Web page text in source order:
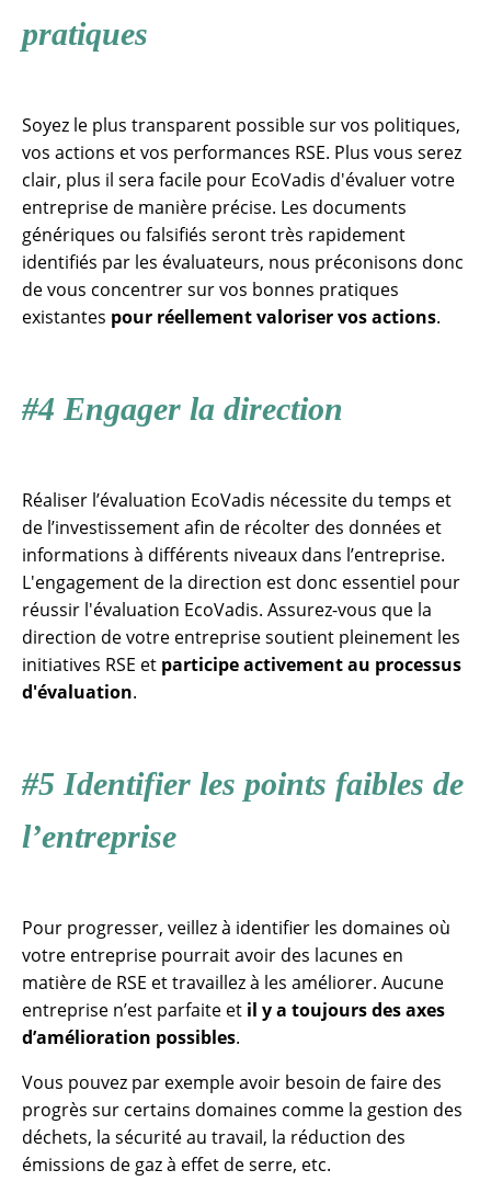
pratiques
Soyez le plus transparent possible sur vos politiques,
vos actions et vos performances RSE. Plus vous serez
clair, plus il sera facile pour EcoVadis d'évaluer votre
entreprise de manière précise. Les documents
génériques ou falsifiés seront très rapidement
identifiés par les évaluateurs, nous préconisons donc
de vous concentrer sur vos bonnes pratiques
existantes pour réellement valoriser vos actions.
#4 Engager la direction
Réaliser l’évaluation EcoVadis nécessite du temps et
de l’investissement afin de récolter des données et
informations à différents niveaux dans l’entreprise.
L'engagement de la direction est donc essentiel pour
réussir l'évaluation EcoVadis. Assurez-vous que la
direction de votre entreprise soutient pleinement les
initiatives RSE et participe activement au processus
d'évaluation.
#5 Identifier les points faibles de
l’entreprise
Pour progresser, veillez à identifier les domaines où
votre entreprise pourrait avoir des lacunes en
matière de RSE et travaillez à les améliorer. Aucune
entreprise n’est parfaite et il y a toujours des axes
d’amélioration possibles.
Vous pouvez par exemple avoir besoin de faire des
progrès sur certains domaines comme la gestion des
déchets, la sécurité au travail, la réduction des
émissions de gaz à effet de serre, etc.